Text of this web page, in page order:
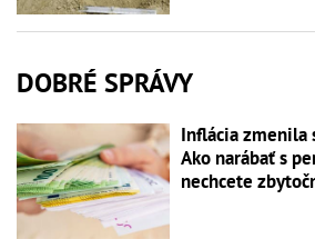
DOBRÉ SPRÁVY
Inflácia zmenila
Ako narábať s
nechcete